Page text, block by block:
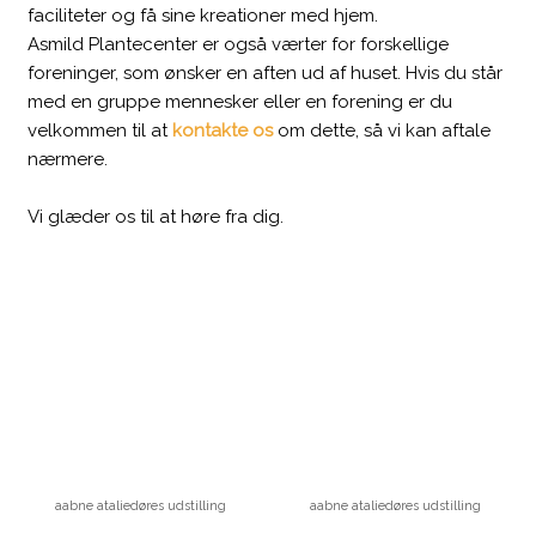
faciliteter og få sine kreationer med hjem.​
​Asmild Plantecenter er også værter for forskellige
foreninger, som ønsker en aften ud af huset. Hvis du står
med en gruppe mennesker eller en forening er du
velkommen til at kontakte osom dette, så vi kan aftale
nærmere.
Vi glæder os til at høre fra dig.​
aabne ataliedøres udstilling aabne ataliedøres udstilling